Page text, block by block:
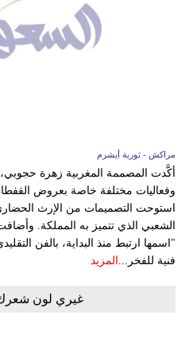
مراكش - ثورية أيشرم
أكَّدت المصممة المغربية زهرة
وفعاليات مختلفة خاصة بعروض
استوحت التصميمات من الإرث
الشعبي الذي تتميز به المملكة.
"اسمها ارتبط منذ البداية، بالفن
فنية للفخر... المزيد
غيري لون